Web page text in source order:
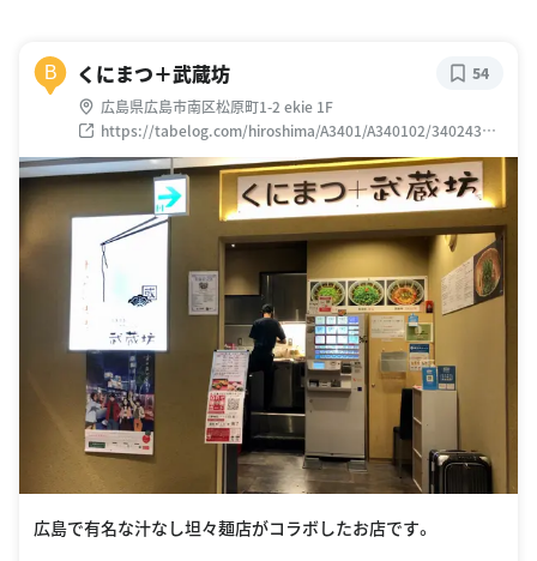
B くにまつ＋武蔵坊
広島県広島市南区松原町1-2 ekie 1F
https://tabelog.com/hiroshima/A3401/A340102/34024373
/
54
広島で有名な汁なし坦々麺店がコラボしたお店です。